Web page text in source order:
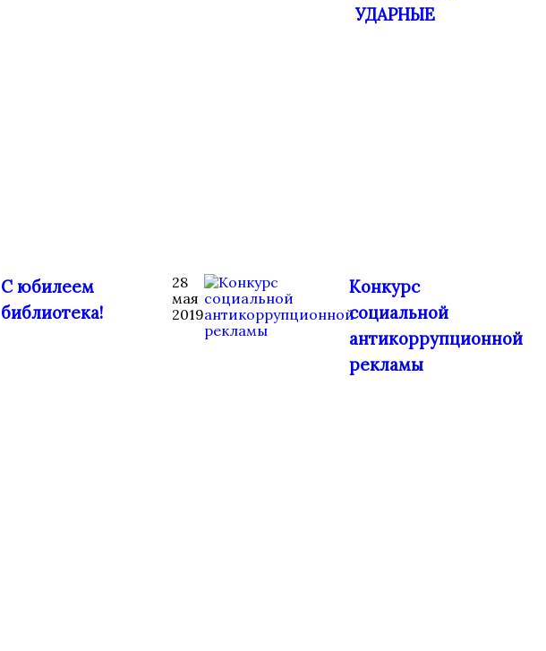
УДАРНЫЕ
С юбилеем
библиотека!
28
мая
2019
Конкурс
социальной
антикоррупционной
рекламы